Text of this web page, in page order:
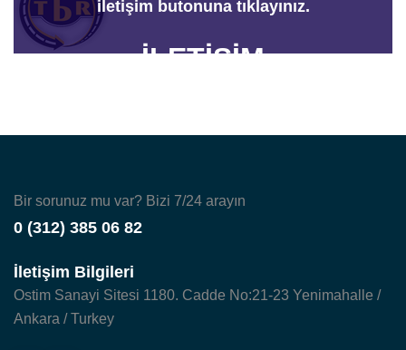
iletişim butonuna tıklayınız.
İLETİŞİM
Bir sorunuz mu var? Bizi 7/24 arayın
0 (312) 385 06 82
İletişim Bilgileri
Ostim Sanayi Sitesi 1180. Cadde No:21-23 Yenimahalle /
Ankara / Turkey